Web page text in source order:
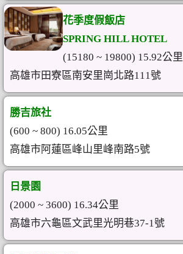
花季度假飯店
SPRING HILL HOTEL
(15180 ~ 19800) 15.92公里
高雄市田寮區南安里崗北路111號
勝吉旅社
(600 ~ 800) 16.05公里
高雄市阿蓮區峰山里峰南路5號
日景園
(2000 ~ 3600) 16.34公里
高雄市六龜區文武里光明巷37-1號